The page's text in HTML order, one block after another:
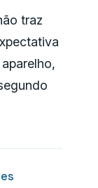
traz